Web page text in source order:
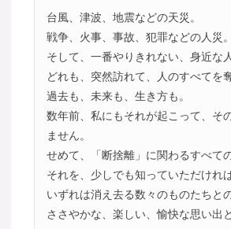
台風、津波、地震などの天災。
戦争、火事、事故、犯罪などの人災。
そして、一番やりきれない、身近な
どれも、突然訪れて、人のすべてを
過去も、未来も、生き方も。
数年前、私にもそれが起こって、そ
ません。
せめて、「断捨離」に関わるすべて
それを、少しでも知っていただけれ
いずれは消え去る数々のものたちとの
ささやかな、楽しい、愉快な思い出